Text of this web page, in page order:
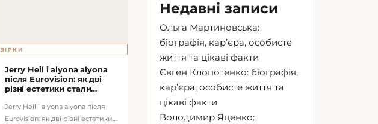
ЗІРКИ
Jerry Heil і alyona alyona
після Eurovision: як дві
різні естетики стали
України
Jerry Heil і alyona alyona після
Eurovision: як дві різні естетики
Недавні записи
Ольга Мартиновська:
біографія, кар’єра, особисте
життя та цікаві факти
Євген Клопотенко: біографія,
кар’єра, особисте життя та
цікаві факти
Володимир Яценко: